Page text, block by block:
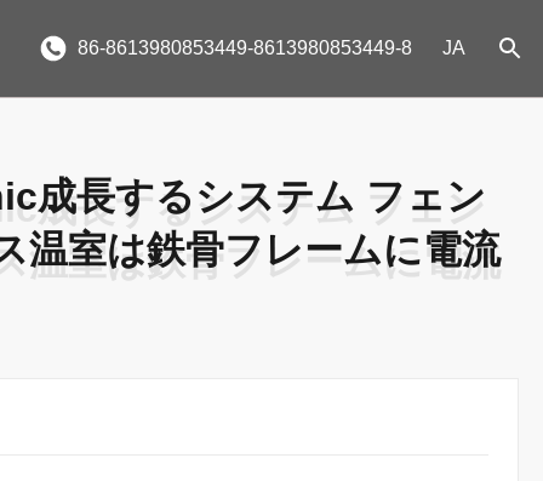
86-8613980853449-8613980853449-8 JA
成長するシステム フェン
温室は鉄骨フレームに電流
成長するシステム フェン
温室は鉄骨フレームに電流